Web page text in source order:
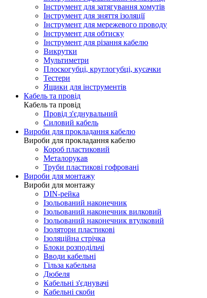
Інструмент для затягування хомутів
Інструмент для зняття ізоляції
Інструмент для мережевого проводу
Інструмент для обтиску
Інструмент для різання кабелю
Викрутки
Мультиметри
Плоскогубці, круглогубці, кусачки
Тестери
Ящики для інструментів
Кабель та провід
Кабель та провід
Провід з'єднувальний
Силовий кабель
Вироби для прокладання кабелю
Вироби для прокладання кабелю
Короб пластиковий
Металорукав
Труби пластикові гофровані
Вироби для монтажу
Вироби для монтажу
DIN-рейка
Ізольований наконечник
Ізольований наконечник вилковий
Ізольований наконечник втулковий
Ізолятори пластикові
Ізоляційна стрічка
Блоки розподільчі
Вводи кабельні
Гільза кабельна
Дюбеля
Кабельнi з'єднувачi
Кабельні скоби